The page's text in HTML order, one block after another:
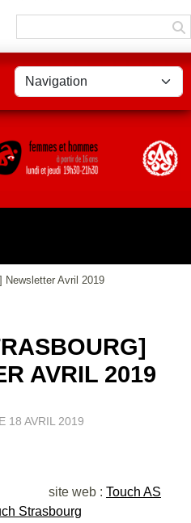
Newsletter Avril 2019
AVRIL 2019
18 AVRIL 2019
: Touch AS
Strasbourg